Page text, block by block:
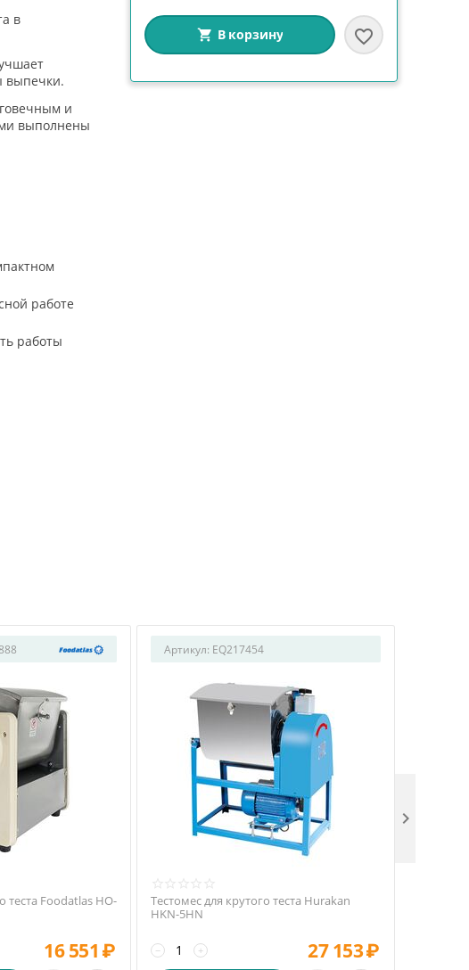
В корзину
в
выпечки.
и
выполнены
работе
работы
теста Foodatlas HO-
16 551 ₽
Артикул: EQ217454
Тестомес для крутого теста Hurakan
HKN-5HN
+
− 27 153₽
